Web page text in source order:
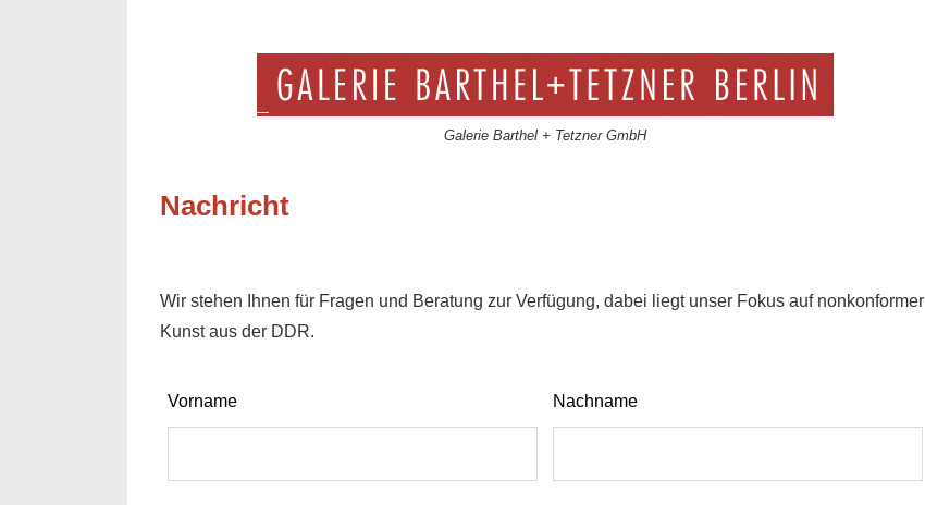
Galerie Barthel + Tetzner GmbH
Nachricht
Wir stehen Ihnen für Fragen und Beratung zur Verfügung, dabei liegt unser Fokus auf nonkonformer
Kunst aus der DDR.
Lass
dieses
leer
Vorname Nachname